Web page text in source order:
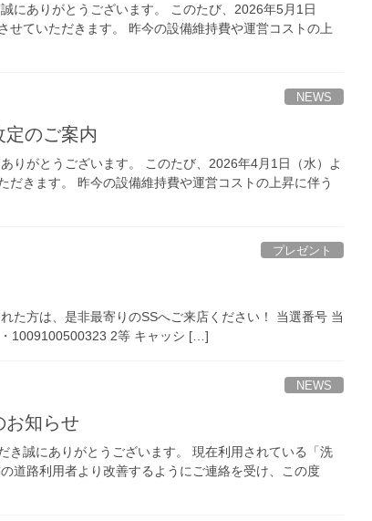
にありがとうございます。 このたび、2026年5月1日
せていただきます。 昨今の設備維持費や運営コストの上
NEWS
定のご案内
りがとうございます。 このたび、2026年4月1日（水）よ
だきます。 昨今の設備維持費や運営コストの上昇に伴う
プレゼント
た方は、是非最寄りのSSへご来店ください！ 当選番号 当
1009100500323 2等 キャッシ […]
NEWS
お知らせ
誠にありがとうございます。 現在利用されている「洗
道路利用者より改善するようにご連絡を受け、この度